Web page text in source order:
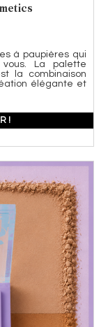
à paupières qui
La palette
la combinaison
élégante et
!